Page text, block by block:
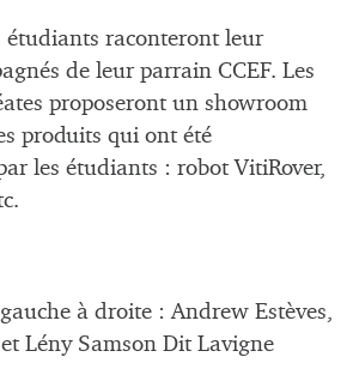
étudiants raconteront leur
de leur parrain CCEF. Les
proposeront un showroom
produits qui ont été
les étudiants : robot VitiRover,
à droite : Andrew Estèves,
Lény Samson Dit Lavigne